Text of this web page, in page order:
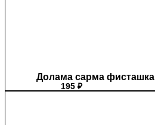
Долама сарма фисташка
195 ₽